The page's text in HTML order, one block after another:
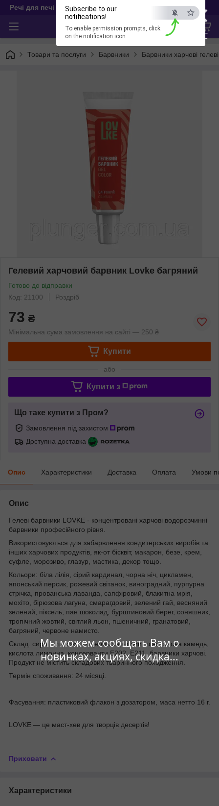
×
ESC
Мы можем сообщать Вам о
новинках, акциях, скидка...
Subscribe to our
notifications!
To enable permission prompts, click
on the notification icon
Речі для печі
Товари та послуги Барвники Барвники харчові гелеві
Гелевий харчовий барвник Lovke багряний
Готово до відправки
Код: 21100
Роздріб
73 ₴
Мінімальна сума замовлення на сайті — 250 ₴
Купити
або
Купити з
Що таке купити з Пром?
Замовлення під захистом
Доступна доставка
Опис Характеристики Доставка Оплата Умови
Опис
Гелеві барвники LOVKE - концентровані харчові водорозчинні
барвники професійного рівня.
Використовуються для забарвлення кондитерських виробів та
інших харчових продуктів, як-от бісквіт, макарон, безе, крем,
суфле, морозиво, глазур, мастика, декор тощо.
Кольори: біла лілія, сірий кардинал, чорна ніч, цикламен,
японський персик, рожевий світанок, виноградний, пурпурна
стрічка, прованська лаванда, сапфіровий, блакитна мрія,
мохіто, бірюзова лагуна, смарагдовий, зелений гай, весняний
зелений, піксель, пан шоколад, бурштиновий берег, соняшник,
тропічний жовтий, світлий льон, пшеничний, гранатовий,
багряний, червоне намисто.
Склад: сироп глюкози, гліцерин харчовий, ксантанова камедь,
кислота лимонна, консерванти Е202, Е211, барвники харчові.
Продукт не містить складових тваринного походження.
Термін споживання: 24 місяці.
Фасування: пластиковий флакон з дозатором, маса нетто 16 г.
LOVKE — це маст-хев для творців десертів!
Приховати
Характеристики